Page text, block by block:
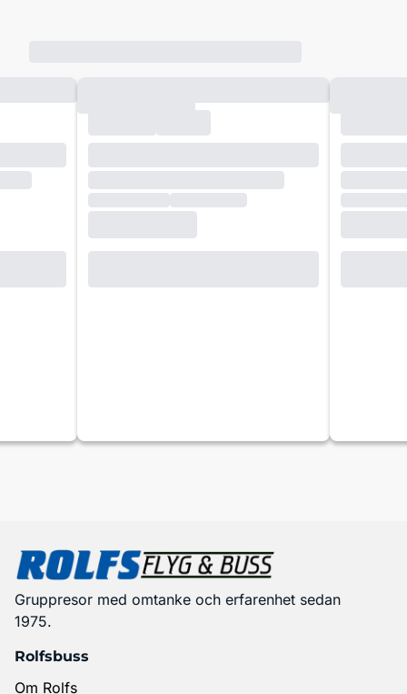
Gruppresor med omtanke och erfarenhet sedan
1975.
Rolfsbuss
Om Rolfs